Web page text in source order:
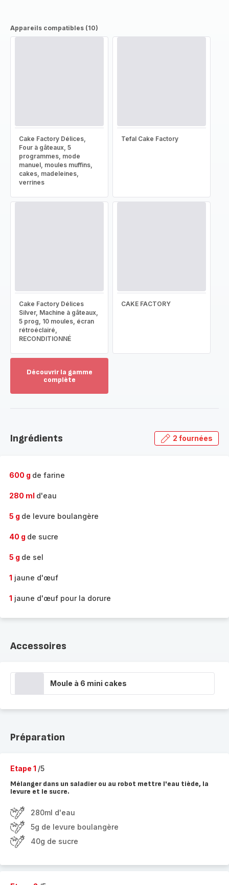
Appareils compatibles (10)
Cake Factory Délices,
Four à gâteaux, 5
programmes, mode
manuel, moules muffins,
cakes, madeleines,
verrines
Tefal Cake Factory
Cake Factory Délices
Silver, Machine à gâteaux,
5 prog, 10 moules, écran
rétroéclairé,
RECONDITIONNÉ
CAKE FACTORY
Découvrir la gamme
complète
gamme
Ingrédients 2 fournées
600 g de farine
280 ml d'eau
5 g de levure boulangère
40 g de sucre
5 g de sel
1 jaune d'œuf
1 jaune d'œuf pour la dorure
Accessoires
Moule à 6 mini cakes
Préparation
Etape 1 /5
Mélanger dans un saladier ou au robot mettre l'eau tiède, la
levure et le sucre.
280ml d'eau
5g de levure boulangère
40g de sucre